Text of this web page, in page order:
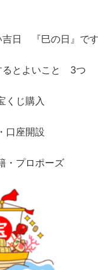
吉日 『巳の日』です
るとよいこと 3つ
じ購入
座開設
プロポーズ